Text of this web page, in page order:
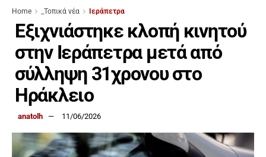
Home _Τοπικά νέα Ιεράπετρα
Εξιχνιάστηκε κλοπή κινητού
στην Ιεράπετρα μετά από
σύλληψη 31χρονου στο
Ηράκλειο
anatolh 11/06/2026